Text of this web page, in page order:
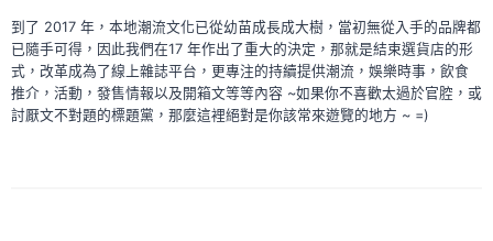
到了 2017 年，本地潮流文化已從幼苗成長成大樹，當初無從入手的品牌都
已隨手可得，因此我們在17 年作出了重大的決定，那就是結束選貨店的形
式，改革成為了線上雜誌平台，更專注的持續提供潮流，娛樂時事，飲食
推介，活動，發售情報以及開箱文等等內容 ~如果你不喜歡太過於官腔，或
討厭文不對題的標題黨，那麼這裡絕對是你該常來遊覽的地方 ~ =)